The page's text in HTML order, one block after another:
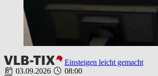
Einsteigen leicht gemacht
03.09.2026
08:00